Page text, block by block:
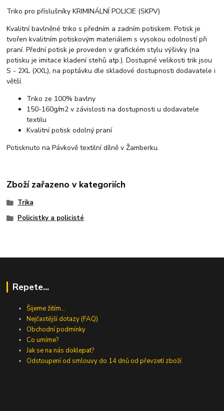
Triko pro příslušníky KRIMINÁLNÍ POLICIE (SKPV)
Kvalitní bavlněné triko s předním a zadním potiskem. Potisk je
tvořen kvalitním potiskovým materiálem s vysokou odolností při
praní. Přední potisk je proveden v grafickém stylu výšivky (na
potisku je imitace kladení stehů atp.). Dostupné velikosti trik jsou
S - 2XL (XXL), na poptávku dle skladové dostupnosti dodavatele i
větší.
Triko ze 100% bavlny
150-160g/m2 v závislosti na dostupnosti u dodavatele
textilu
Kvalitní potisk odolný praní
Potisknuto na Pávkově textilní dílně v Žamberku.
Zboží zařazeno v kategoriích
Trika
Policistky a policisté
Repete...
Šijeme žitím...
Nejčastější dotazy (FAQ)
Obchodní podmínky
Co umíme?
Jak se na nás doklepat?
Odstoupení od smlouvy do 14 dnů od převzetí zboží